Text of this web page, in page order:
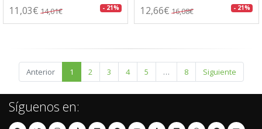
11,03€ 14,01€ - 21% 12,66€ 16,08€ - 21%
Anterior 1 2 3 4 5 … 8 Siguiente
Síguenos en: